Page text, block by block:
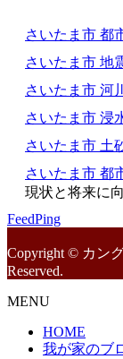
さいたま市 都
さいたま市 地
さいたま市 河
さいたま市 浸
さいたま市 土
さいたま市 都
現状と将来に
FeedPing
Copyright © カン
Reserved.
MENU
HOME
我が家のブ